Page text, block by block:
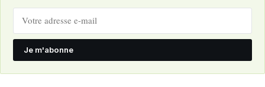
Je m'abonne